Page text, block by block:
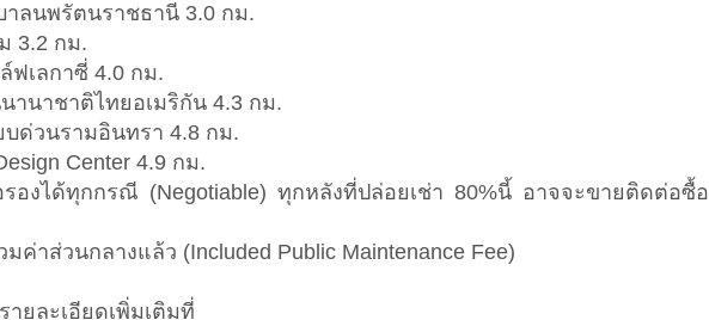
าลนพรัตนราชธานี 3.0 กม.
3.2 กม.
ฟเลกาซี่ 4.0 กม.
นานาชาติไทยอเมริกัน 4.3 กม.
บด่วนรามอินทรา 4.8 กม.
Center 4.9 กม.
รองได้ทุกกรณี (Negotiable) ทุกหลังที่ปล่อยเช่า 80%นี้ อาจจะขายติดต่อซื้อ
มค่าส่วนกลางแล้ว (Included Public Maintenance Fee)
ายละเอียดเพิ่มเติมที่